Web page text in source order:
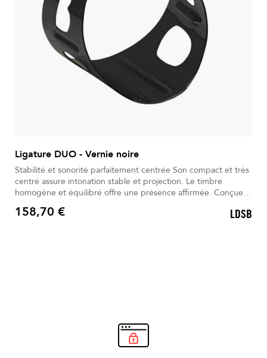
Ligature DUO - Vernie noire
Stabilité et sonorité parfaitement centrée Son compact et très
centré assure intonation stable et projection. Le timbre
homogène et équilibré offre une présence affirmée. Conçue
élégant assure protection et durabilité. Les rainures et inserts
Prix
158,70 € LDSB